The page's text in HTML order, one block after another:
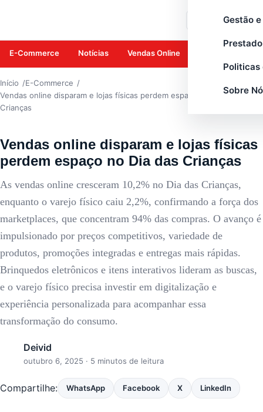
Gestão
Politicas
Sobre
E-Commerce Notícias Vendas Online
Início
E-Commerce
Vendas online disparam e lojas físicas perdem espaço no Dia das
Crianças
Vendas online disparam e lojas físicas
perdem espaço no Dia das Crianças
As vendas online cresceram 10,2% no Dia das Crianças,
enquanto o varejo físico caiu 2,2%, confirmando a força dos
marketplaces, que concentram 94% das compras. O avanço é
impulsionado por preços competitivos, variedade de
produtos, promoções integradas e entregas mais rápidas.
Brinquedos eletrônicos e itens interativos lideram as buscas,
e o varejo físico precisa investir em digitalização e
experiência personalizada para acompanhar essa
transformação do consumo.
Deivid
outubro 6, 2025 · 5 minutos de leitura
Compartilhe: WhatsApp Facebook X LinkedIn